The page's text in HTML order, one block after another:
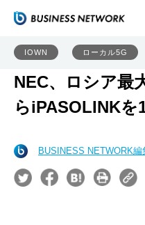
IOWN ローカル5G
NEC、ロシア最
らiPASOLINKを
BUSINESS NETWORK編